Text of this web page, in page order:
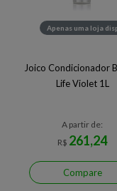
Apenas uma loja
Joico Condicionador
Life Violet 1L
A partir de:
R$ 261,24
Compare